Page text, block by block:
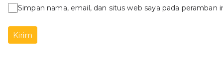
Simpan nama, email, dan situs web saya pada